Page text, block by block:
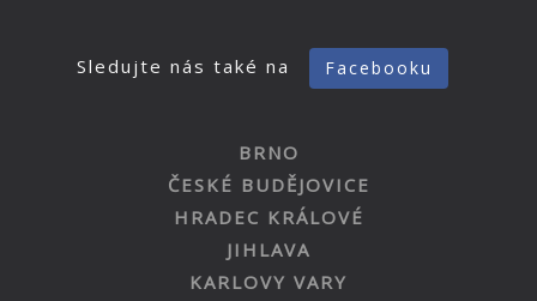
Sledujte nás také na Facebooku
BRNO
ČESKÉ BUDĚJOVICE
HRADEC KRÁLOVÉ
JIHLAVA
KARLOVY VARY